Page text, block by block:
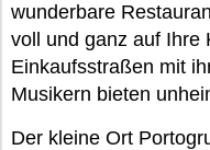
wunderbare
voll und ganz auf Ihre
Einkaufsstraßen mit
Musikern bieten
Der kleine Ort